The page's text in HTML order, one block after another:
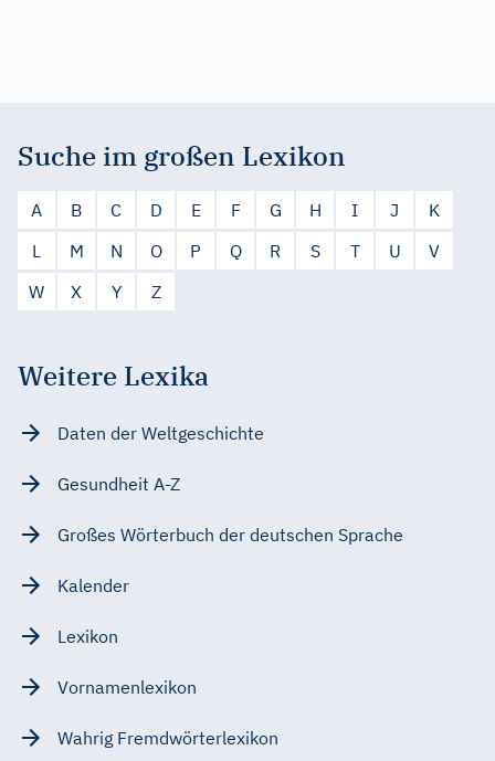
Suche im großen Lexikon
A B C D E F G H I J
K
L
M N O P Q R S T U
V
W
X Y Z
Weitere Lexika
Daten der Weltgeschichte
Gesundheit A-Z
Großes Wörterbuch der deutschen Sprache
Kalender
Lexikon
Vornamenlexikon
Wahrig Fremdwörterlexikon